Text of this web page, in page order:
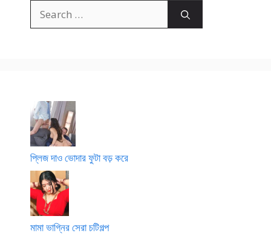
for:
প্লিজ দাও ভোদার ফুটা বড় করে
মামা ভাগ্নির সেরা চটিগল্প